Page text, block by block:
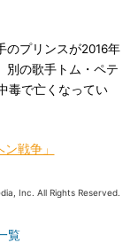
プリンスが2016年
別の歌手トム・ペテ
毒で亡くなってい
戦争」
Inc. All Rights Reserved.
覧